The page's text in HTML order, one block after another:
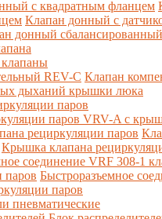
с квадратным фланцем
Клапан донный с
донный
REV-C Клапан
дыханий крышки люка
паров
паров VRV-A с
рециркуляции паров
Крышка клапана
соединение VRF 308-1
паров Быстроразъемное
паров
пневматические